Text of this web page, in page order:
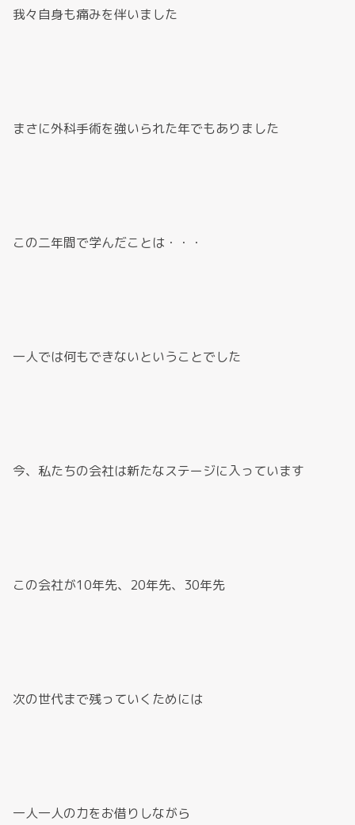
我々自身も痛みを伴いました
まさに外科手術を強いられた年でもありました
この二年間で学んだことは・・・
一人では何もできないということでした
今、私たちの会社は新たなステージに入っています
この会社が10年先、20年先、30年先
次の世代まで残っていくためには
一人一人の力をお借りしながら